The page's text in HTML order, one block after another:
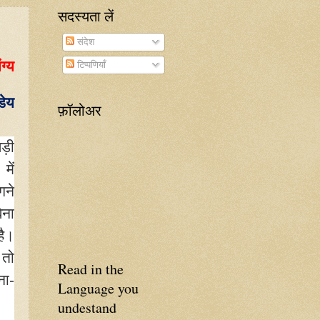
में
सदस्यता लें
संदेश
टिप्पणियाँ
फ़ॉलोअर
Read in the
Language you
undestand